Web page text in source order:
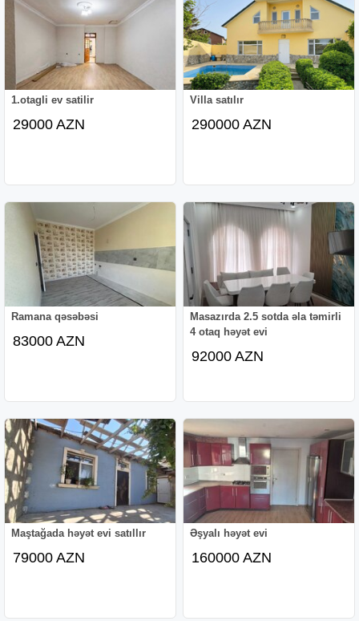
1.otagli ev satilir
29000 AZN
Villa satılır
290000 AZN
Ramana qəsəbəsi
83000 AZN
Masazırda 2.5 sotda əla təmirli
4 otaq həyət evi
92000 AZN
Maştağada həyət evi satıllır
79000 AZN
Əşyalı həyət evi
160000 AZN